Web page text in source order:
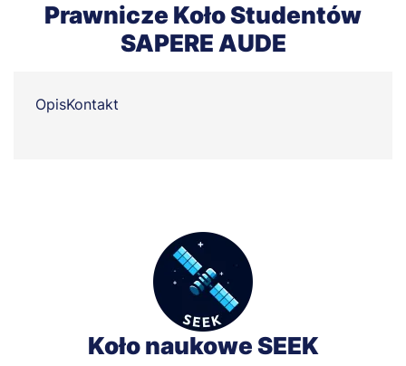
Prawnicze Koło Studentów
SAPERE AUDE
OpisKontakt
Koło naukowe SEEK